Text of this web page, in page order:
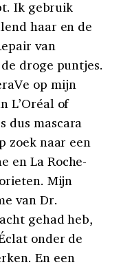
Ik gebruik
haar en de
van
droge puntjes.
op mijn
L’Oréal of
dus mascara
zoek naar een
en La Roche-
Mijn
van Dr.
gehad heb,
onder de
En een